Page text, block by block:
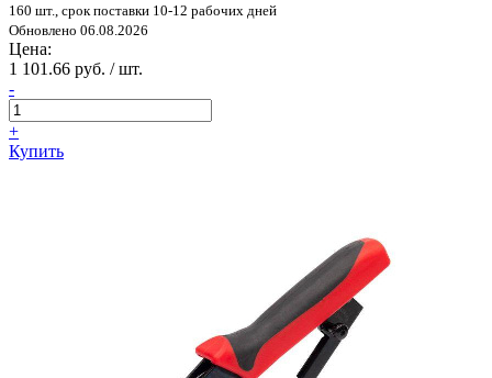
160 шт., срок поставки 10-12 рабочих дней
Обновлено 06.08.2026
Цена:
1 101.66 руб. / шт.
-
+
Купить